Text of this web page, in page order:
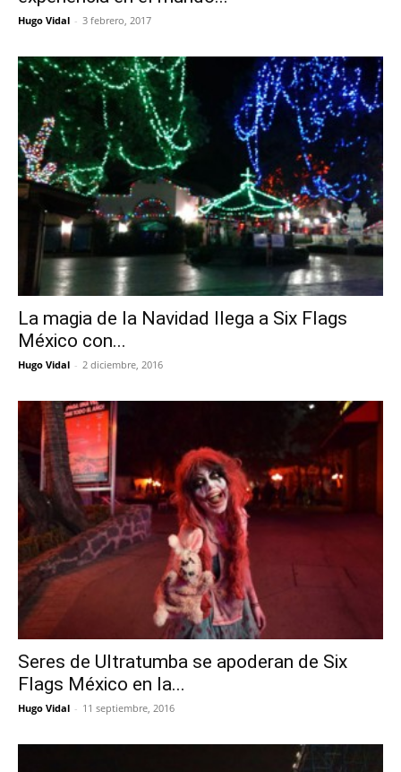
Hugo Vidal - 3 febrero, 2017
La magia de la Navidad llega a Six Flags
México con...
Hugo Vidal - 2 diciembre, 2016
Seres de Ultratumba se apoderan de Six
Flags México en la...
Hugo Vidal - 11 septiembre, 2016